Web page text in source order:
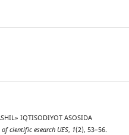
IQTISODIYOT ASOSIDA
cientific esearch UES, 1(2), 53–56.